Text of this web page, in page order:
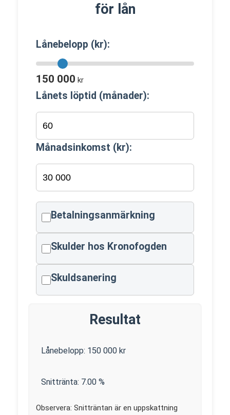
för lån
Lånebelopp (kr):
150 000 kr
Lånets löptid (månader):
Månadsinkomst (kr):
Betalningsanmärkning
Skulder hos Kronofogden
Skuldsanering
Resultat
Lånebelopp: 150 000 kr
Snittränta: 7.00 %
Observera: Snitträntan är en uppskattning